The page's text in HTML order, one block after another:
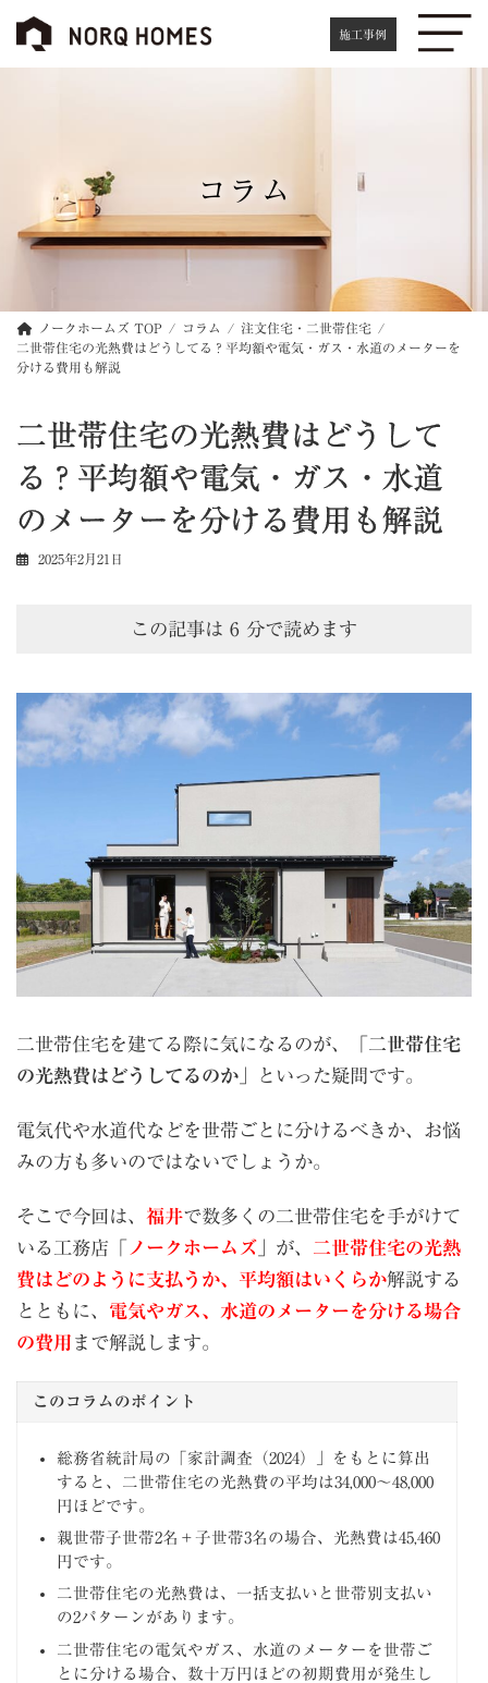
施工事例
コラム
ノークホームズ TOP コラム
注文住宅・二世帯住宅
二世帯住宅の光熱費はどうしてる？平均額や電気・ガス・水道のメーターを
分ける費用も解説
二世帯住宅の光熱費はどうして
る？平均額や電気・ガス・水道
のメーターを分ける費用も解説
2025年2月21日
この記事は 6 分で読めます
二世帯住宅を建てる際に気になるのが、「
二世帯住宅
の光熱費はどうしてるのか 」といった疑問です。
電気代や水道代などを世帯ごとに分けるべきか、お悩
みの方も多いのではないでしょうか。
そこで今回は、 福井で数多くの二世帯住宅を手がけて
いる工務店「
ノークホームズ 」が、
二世帯住宅の光熱
費はどのように支払うか、平均額はいくらか解説する
とともに、 電気やガス、水道のメーターを分ける場合
の費用 まで解説します。
このコラムのポイント
総務省統計局の「家計調査（2024）」をもとに算出
すると、二世帯住宅の光熱費の平均は34,000〜48,000
円ほどです。
親世帯子世帯2名＋子世帯3名の場合、光熱費は45,460
円です。
二世帯住宅の光熱費は、一括支払いと世帯別支払い
の2パターンがあります。
二世帯住宅の電気やガス、水道のメーターを世帯ご
とに分ける場合、数十万円ほどの初期費用が発生し